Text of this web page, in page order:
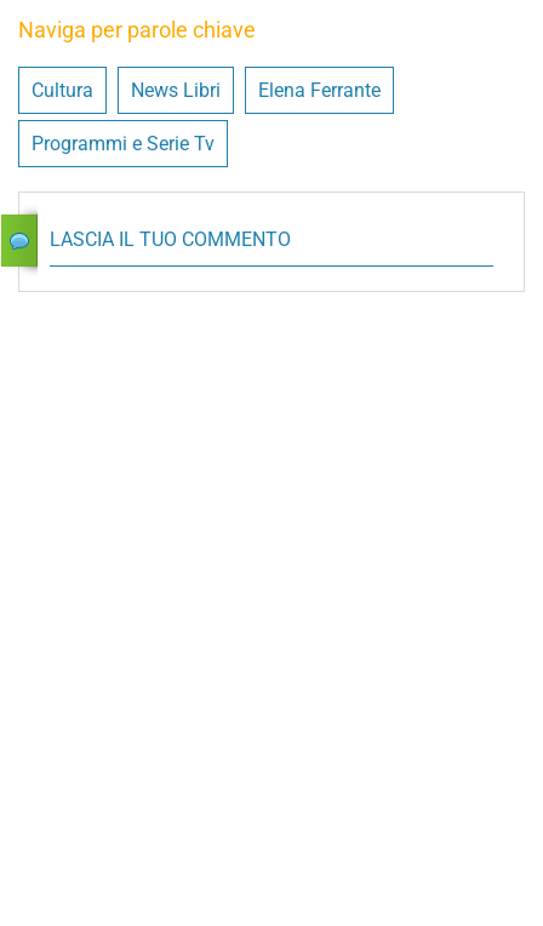
Naviga per parole chiave
Cultura News Libri Elena Ferrante
Programmi e Serie Tv
LASCIA IL TUO COMMENTO